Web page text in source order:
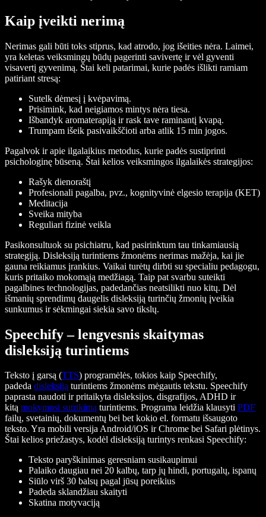
Kaip įveikti nerimą
Nerimas gali būti toks stiprus, kad atrodo, jog išeities nėra. Laimei,
yra keletas veiksmingų būdų pagerinti savivertę ir vėl gyventi
visavertį gyvenimą. Štai keli patarimai, kurie padės išlikti ramiam
patiriant stresą:
Sutelk dėmesį į kvėpavimą.
Prisimink, kad neigiamos mintys nėra tiesa.
Išbandyk aromaterapiją ir rask tave raminantį kvapą.
Trumpam išeik pasivaikščioti arba atlik 15 min jogos.
Pagalvok ir apie ilgalaikius metodus, kurie padės sustiprinti
psichologinę būseną. Štai kelios veiksmingos ilgalaikės strategijos:
Rašyk dienoraštį
Profesionali pagalba, pvz., kognityvinė elgesio terapija (KET)
Meditacija
Sveika mityba
Reguliari fizinė veikla
Pasikonsultuok su psichiatru, kad pasirinktum tau tinkamiausią
strategiją. Disleksiją turintiems žmonėms nerimas mažėja, kai jie
gauna reikiamus įrankius. Vaikai turėtų dirbti su specialiu pedagogu,
kuris pritaiko mokomąją medžiagą. Taip pat svarbu suteikti
pagalbines technologijas, padedančias neatsilikti nuo kitų. Dėl
išmanių sprendimų daugelis disleksiją turinčių žmonių įveikia
sunkumus ir sėkmingai siekia savo tikslų.
Speechify – lengvesnis skaitymas
disleksiją turintiems
Teksto į garsą (TTS) programėlės, tokios kaip Speechify,
padeda disleksiją turintiems žmonėms mėgautis tekstu. Speechify
paprasta naudoti ir pritaikyta disleksijos, disgrafijos, ADHD ir
kitą mokymosi sutrikimą turintiems. Programa leidžia klausyti PDF
failų, svetainių, dokumentų bei bet kokio el. formatu išsaugoto
teksto. Yra mobili versija Android/iOS ir Chrome bei Safari plėtinys.
Štai kelios priežastys, kodėl disleksiją turintys renkasi Speechify:
Teksto paryškinimas geresniam susikaupimui
Palaiko daugiau nei 20 kalbų, tarp jų hindi, portugalų, ispanų
Siūlo virš 30 balsų pagal jūsų poreikius
Padeda sklandžiau skaityti
Skatina motyvaciją